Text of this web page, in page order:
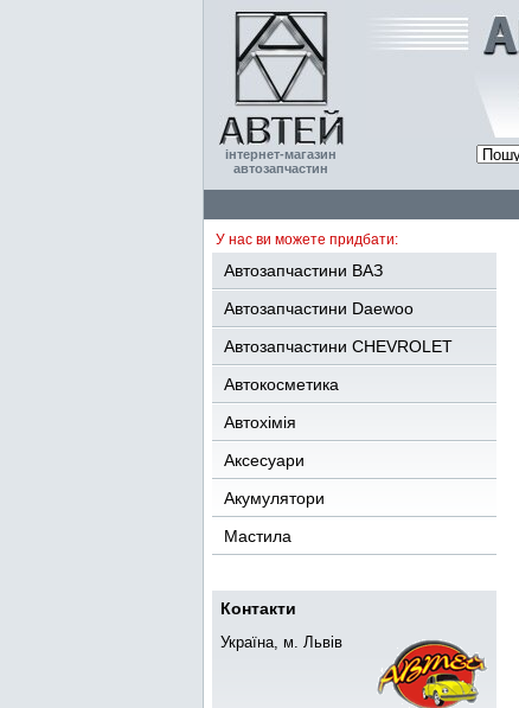
інтернет-магазин
автозапчастин
У нас ви можете придбати:
Автозапчастини ВАЗ
Автозапчастини Daewoo
Автозапчастини CHEVROLET
Автокосметика
Автохімія
Аксесуари
Акумулятори
Мастила
Контакти
Україна, м. Львів